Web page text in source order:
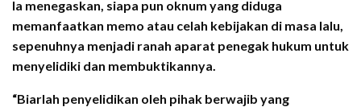
Ia menegaskan, siapa pun oknum yang diduga
memanfaatkan memo atau celah kebijakan di masa lalu,
sepenuhnya menjadi ranah aparat penegak hukum untuk
menyelidiki dan membuktikannya.
“Biarlah penyelidikan oleh pihak berwajib yang